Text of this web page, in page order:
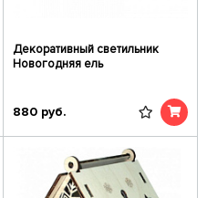
Декоративный светильник
Новогодняя ель
880 руб.